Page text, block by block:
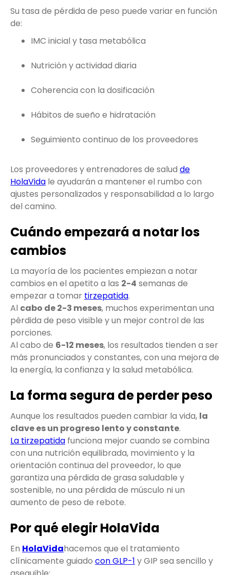
Su tasa de pérdida de peso puede variar en función
de:
IMC inicial y tasa metabólica
Nutrición y actividad diaria
Coherencia con la dosificación
Hábitos de sueño e hidratación
Seguimiento continuo de los proveedores
Los proveedores y entrenadores de salud de
HolaVida le ayudarán a mantener el rumbo con
ajustes personalizados y responsabilidad a lo largo
del camino.
Cuándo empezará a notar los
cambios
La mayoría de los pacientes empiezan a notar
cambios en el apetito a las 2-4 semanas de
empezar a tomar tirzepatida.
Al cabo de 2-3 meses, muchos experimentan una
pérdida de peso visible y un mejor control de las
porciones.
Al cabo de 6-12 meses, los resultados tienden a ser
más pronunciados y constantes, con una mejora de
la energía, la confianza y la salud metabólica.
La forma segura de perder peso
Aunque los resultados pueden cambiar la vida, la
clave es un progreso lento y constante.
La tirzepatida funciona mejor cuando se combina
con una nutrición equilibrada, movimiento y la
orientación continua del proveedor, lo que
garantiza una pérdida de grasa saludable y
sostenible, no una pérdida de músculo ni un
aumento de peso de rebote.
Por qué elegir HolaVida
En HolaVidahacemos que el tratamiento
clínicamente guiado con GLP-1 y GIP sea sencillo y